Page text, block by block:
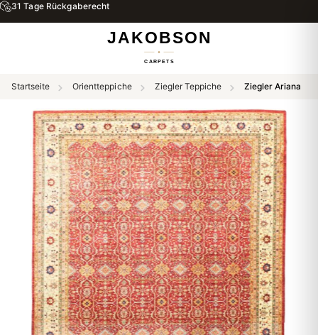
31 Tage Rückgaberecht
Startseite Orientteppiche Ziegler Teppiche Ziegler Ariana